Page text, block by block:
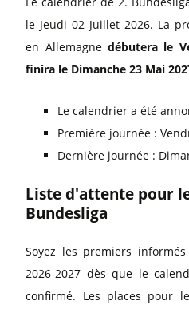
le Jeudi 02 Juillet 2026. La
en Allemagne débutera le
finira le Dimanche 23 Mai
Le calendrier a été
Première journée :
Dernière journée :
Liste d'attente pour
Bundesliga
Soyez les premiers
2026-2027 dès que le
confirmé. Les places pour